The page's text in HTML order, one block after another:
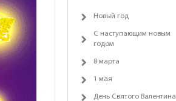
Новый год
С наступающим новым
годом
8 марта
1 мая
День Святого Валентина